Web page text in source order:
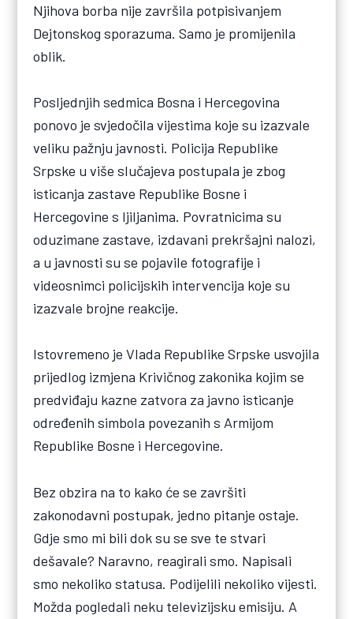
Njihova borba nije završila potpisivanjem
Dejtonskog sporazuma. Samo je promijenila
oblik.
Posljednjih sedmica Bosna i Hercegovina
ponovo je svjedočila vijestima koje su izazvale
veliku pažnju javnosti. Policija Republike
Srpske u više slučajeva postupala je zbog
isticanja zastave Republike Bosne i
Hercegovine s ljiljanima. Povratnicima su
oduzimane zastave, izdavani prekršajni nalozi,
a u javnosti su se pojavile fotografije i
videosnimci policijskih intervencija koje su
izazvale brojne reakcije.
Istovremeno je Vlada Republike Srpske usvojila
prijedlog izmjena Krivičnog zakonika kojim se
predviđaju kazne zatvora za javno isticanje
određenih simbola povezanih s Armijom
Republike Bosne i Hercegovine.
Bez obzira na to kako će se završiti
zakonodavni postupak, jedno pitanje ostaje.
Gdje smo mi bili dok su se sve te stvari
dešavale? Naravno, reagirali smo. Napisali
smo nekoliko statusa. Podijelili nekoliko vijesti.
Možda pogledali neku televizijsku emisiju. A